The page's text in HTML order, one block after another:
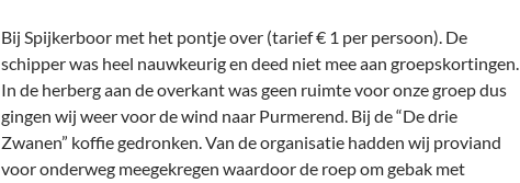
Bij Spijkerboor met het pontje over (tarief € 1 per persoon). De
schipper was heel nauwkeurig en deed niet mee aan groepskortingen.
In de herberg aan de overkant was geen ruimte voor onze groep dus
gingen wij weer voor de wind naar Purmerend. Bij de “De drie
Zwanen” koffie gedronken. Van de organisatie hadden wij proviand
voor onderweg meegekregen waardoor de roep om gebak met